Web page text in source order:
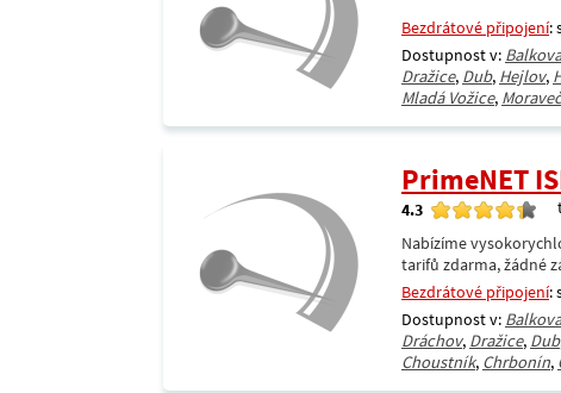
Bezdrátové připojení:
Dostupnost v:
Dražice, Dub, Hejlov,
Mladá Vožice, Moraveč
PrimeNET
4.3
Nabízíme
tarifů zdarma, žádné
Bezdrátové připojení:
Dostupnost v:
Dráchov, Dražice, Dub
Choustník, Chrbonín,